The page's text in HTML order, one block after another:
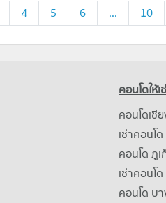
4 5 6 ... 10
คอนโดให้
คอนโดเชี
เช่าคอนโ
คอนโด ภูเ
เช่าคอนโ
คอนโด บ